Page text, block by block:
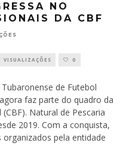
NO
DA CBF
VISUALIZAÇÕES 0
de Futebol
faz parte do quadro da
Natural de Pescaria
2019. Com a conquista,
pela entidade